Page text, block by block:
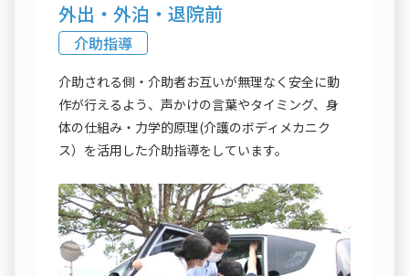
外出・外泊・退院前
介助指導
介助される側・介助者お互いが無理なく安全に動
作が行えるよう、声かけの言葉やタイミング、身
体の仕組み・力学的原理(介護のボディメカニク
ス）を活用した介助指導をしています。